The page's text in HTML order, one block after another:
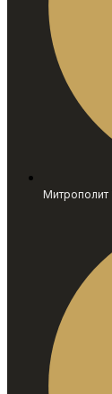
Митрополит